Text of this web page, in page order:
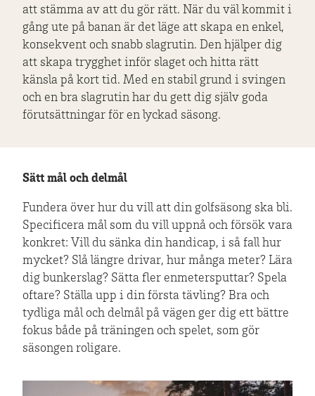
att stämma av att du gör rätt. När du väl kommit i
gång ute på banan är det läge att skapa en enkel,
konsekvent och snabb slagrutin. Den hjälper dig
att skapa trygghet inför slaget och hitta rätt
känsla på kort tid. Med en stabil grund i svingen
och en bra slagrutin har du gett dig själv goda
förutsättningar för en lyckad säsong.
Sätt mål och delmål
Fundera över hur du vill att din golfsäsong ska bli.
Specificera mål som du vill uppnå och försök vara
konkret: Vill du sänka din handicap, i så fall hur
mycket? Slå längre drivar, hur många meter? Lära
dig bunkerslag? Sätta fler enmetersputtar? Spela
oftare? Ställa upp i din första tävling? Bra och
tydliga mål och delmål på vägen ger dig ett bättre
fokus både på träningen och spelet, som gör
säsongen roligare.